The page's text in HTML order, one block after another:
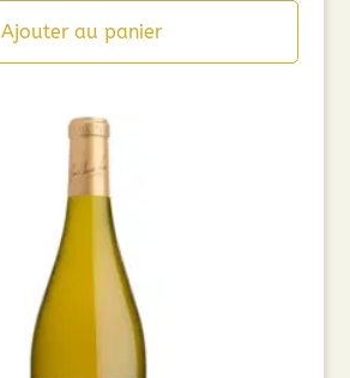
Ajouter au panier